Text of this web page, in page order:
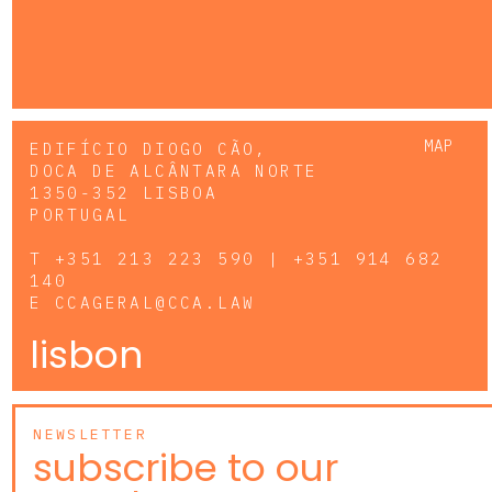
MAP
EDIFÍCIO DIOGO CÃO,
DOCA DE ALCÂNTARA NORTE
1350-352 LISBOA
PORTUGAL
T +351 213 223 590 | +351 914 682
140
E CCAGERAL@CCA.LAW
lisbon
NEWSLETTER
subscribe to our